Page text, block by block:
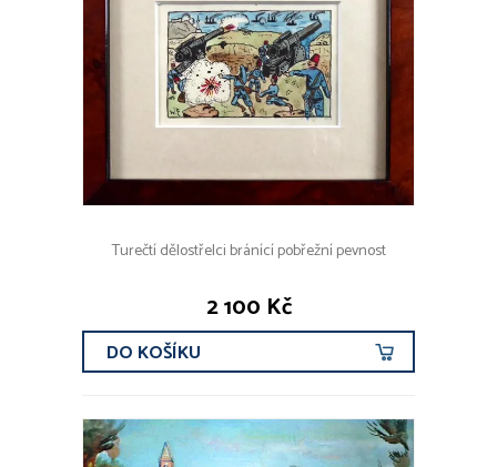
Turečtí dělostřelci bránící pobřežní pevnost
2 100 Kč
DO KOŠÍKU